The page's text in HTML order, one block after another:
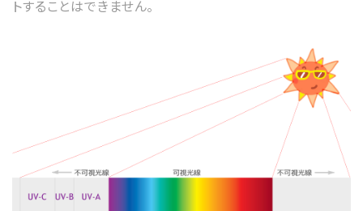
トすることはできません。